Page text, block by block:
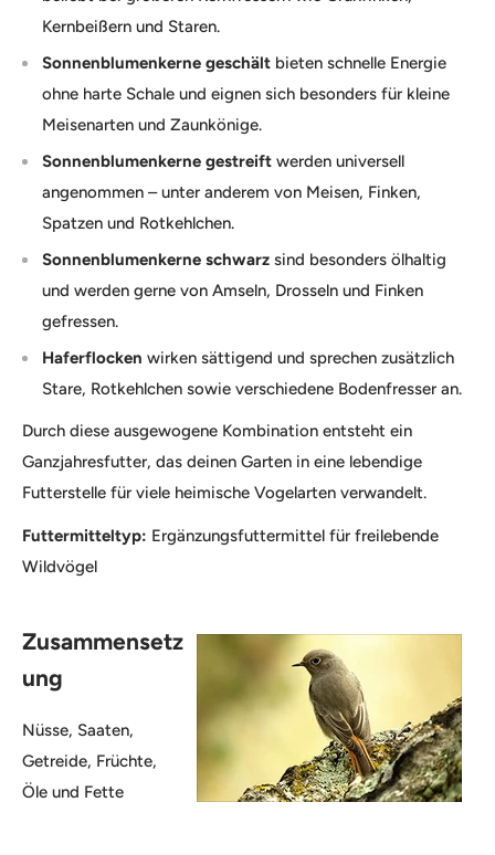
Kernbeißern und Staren.
Sonnenblumenkerne geschält bieten schnelle Energie
ohne harte Schale und eignen sich besonders für kleine
Meisenarten und Zaunkönige.
Sonnenblumenkerne gestreift werden universell
angenommen – unter anderem von Meisen, Finken,
Spatzen und Rotkehlchen.
Sonnenblumenkerne schwarz sind besonders ölhaltig
und werden gerne von Amseln, Drosseln und Finken
gefressen.
Haferflocken wirken sättigend und sprechen zusätzlich
Stare, Rotkehlchen sowie verschiedene Bodenfresser an.
Durch diese ausgewogene Kombination entsteht ein
Ganzjahresfutter, das deinen Garten in eine lebendige
Futterstelle für viele heimische Vogelarten verwandelt.
Futtermitteltyp: Ergänzungsfuttermittel für freilebende
Wildvögel
Zusammensetz
ung
Nüsse, Saaten,
Getreide, Früchte,
Öle und Fette